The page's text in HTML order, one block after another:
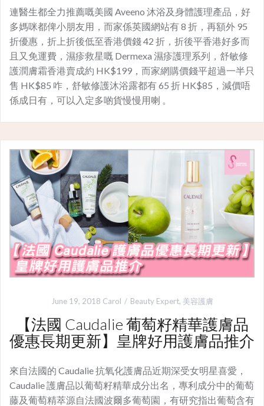
連醫生都全力推薦嘅美國 Aveeno 沐浴及身體護理產品，好
多媽咪都俾小朋友用，而家係英國網站有 8 折，再額外 95
折優惠，折上折後低至香港價錢 42 折，折後平香港好多而
且又免運費，濕疹救星嘅 Dermexa 濕疹護理系列，舒敏修
護潤膚霜香港賣成約 HK$199，而家網購價錢平超過一半只
售 HK$85 咋，舒敏修護沐浴露都有 65 折 HK$85，減價唔
係成日有，可以入定多啲貨慢慢用喇 。
June 19, 2018 Carol Beauty Expert, 美容護膚
【法國 Caudalie 葡萄籽精華護膚品
優惠長期更新】皇牌好用護膚品推介
來自法國的 Caudalie 抗氧化護膚品近期深受女明星喜愛，
Caudalie 護膚品以葡萄籽精華成分出名，專利成分中的葡萄
藤及葡萄精萃源自法國波爾多葡萄園，有研究指出葡萄含有